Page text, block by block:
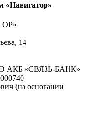
«Навигатор»
14
«СВЯЗЬ-БАНК»
(на основании